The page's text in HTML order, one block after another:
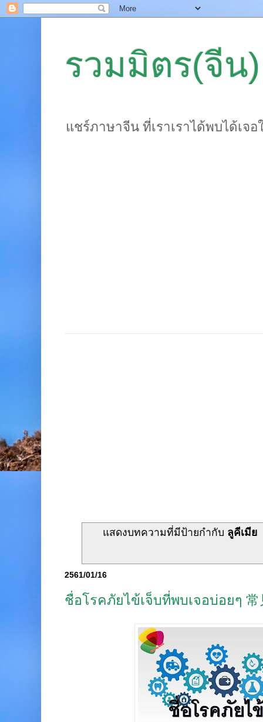
รวมมิตร(จีน)
แชร์ภาษาจีน ที่เราเราได้พบได้เจ
แสดงบทความที่มีป้ายกำกับ ลูคีเมีย
2561/01/16
ชื่อโรคภัยไข้เจ็บที่พบเจอบ่อยๆ 常